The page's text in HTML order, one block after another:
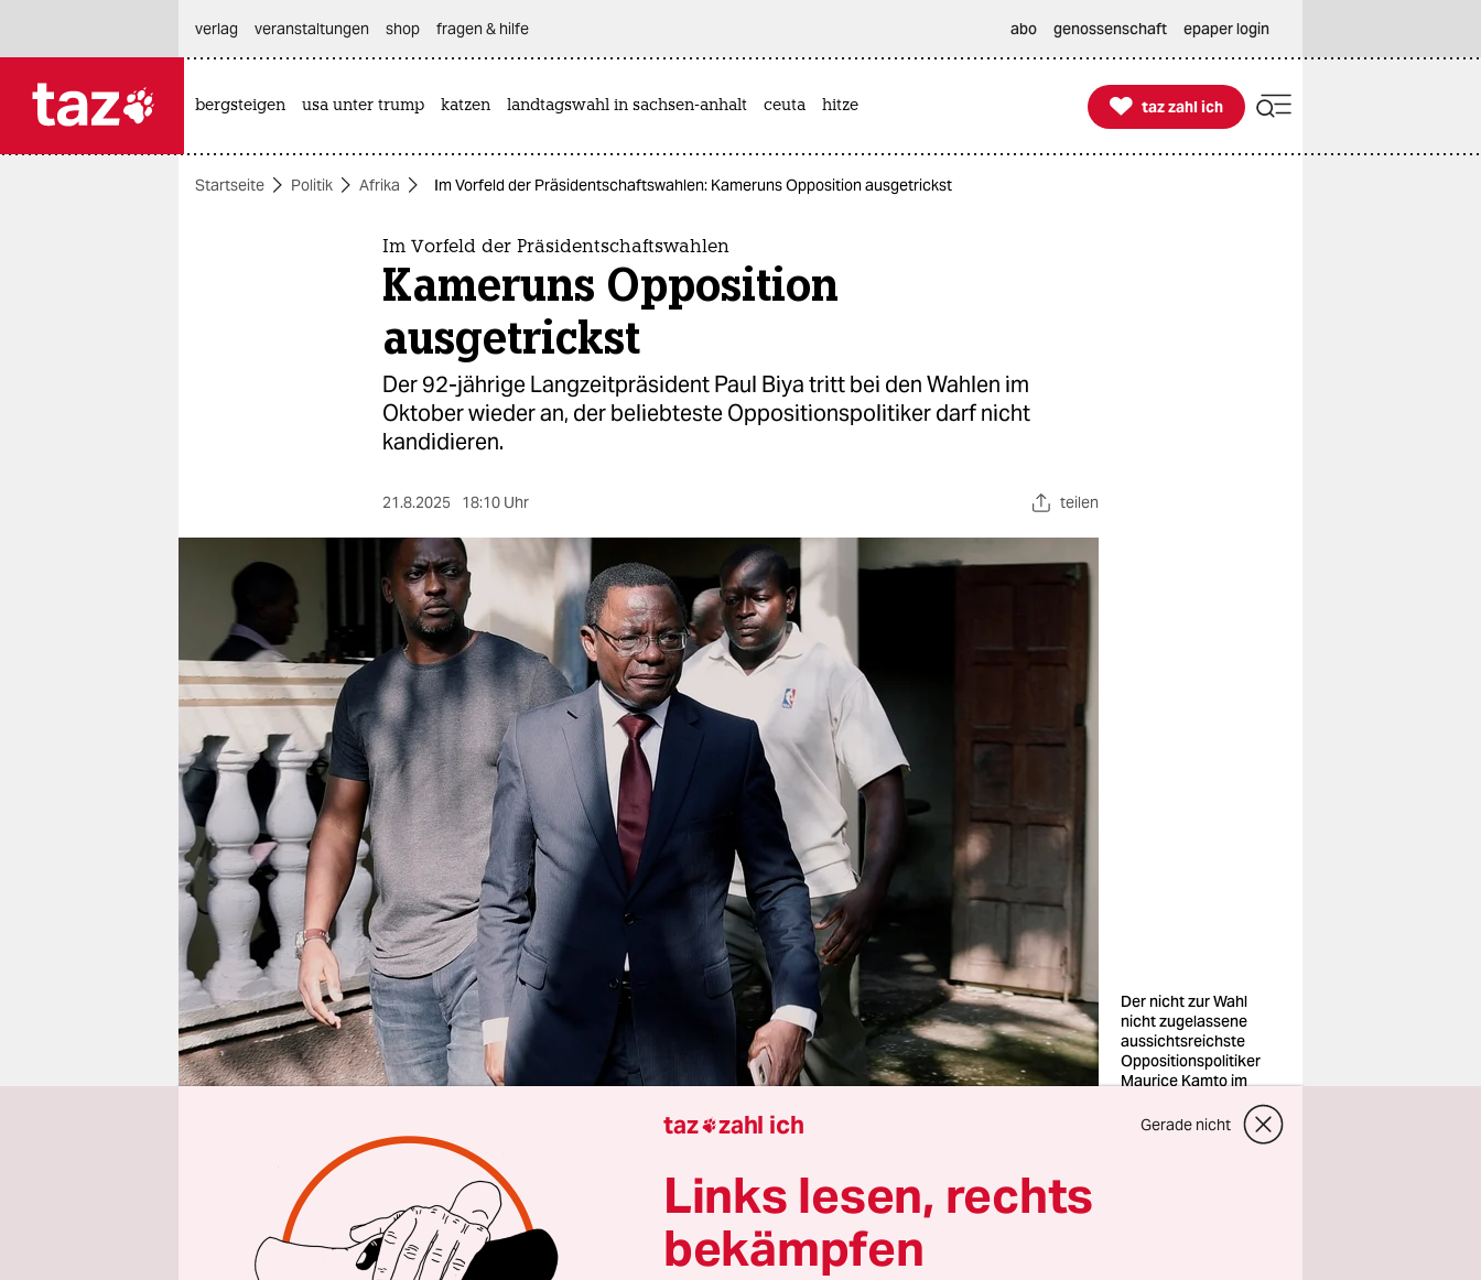
themen
nord
wahrheit
verlag
verlag
veranstaltungen
shop
fragen & hilfe
unterstützen
abo
genossenschaft
epaper login
verlag
veranstaltungen shop fragen & hilfe abo genossenschaft epaper login
bergsteigen usa unter trump katzen landtagswahl in sachsen-anhalt ceuta hitze 
taz zahl ich
taz zahl ich
Startseite Politik Afrika Im Vorfeld der Präsidentschaftswahlen: Kameruns Opposition ausgetrickst
Im Vorfeld der Präsidentschaftswahlen
Kameruns Opposition
ausgetrickst
Der 92-jährige Langzeitpräsident Paul Biya tritt bei den Wahlen im
Oktober wieder an, der beliebteste Oppositionspolitiker darf nicht
kandidieren.
21.8.2025 18:10 Uhr teilen
Der nicht zur Wahl
nicht zu­gelassene
aussichtsreichste
Oppositionspolitiker
Maurice Kamto im
Foto: Zohra
Bensemra/Reuters
Aus Yaoundé und DoualaHelena Kreiensiek
taz zahl ich Gerade nicht
Links lesen, rechts
bekämpfen